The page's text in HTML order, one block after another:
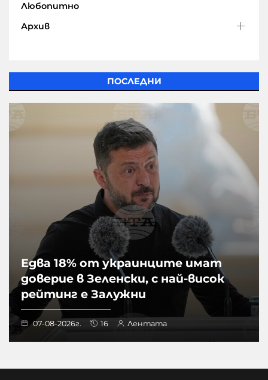
Любопитно
Архив
ПОСЛЕДНИ
Едва 18% от украинците имат
доверие в Зеленски, с най-висок
рейтинг е Залужни
07-08-2026г. 16 Лентата